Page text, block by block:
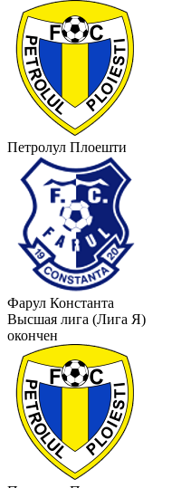
Петролул Плоешти
Фарул Константа
Высшая лига (Лига Я)
окончен